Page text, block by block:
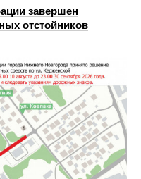
завершен
отстойников